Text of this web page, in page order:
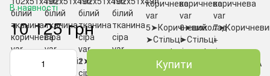
В наявності
10 125 грн
Купити